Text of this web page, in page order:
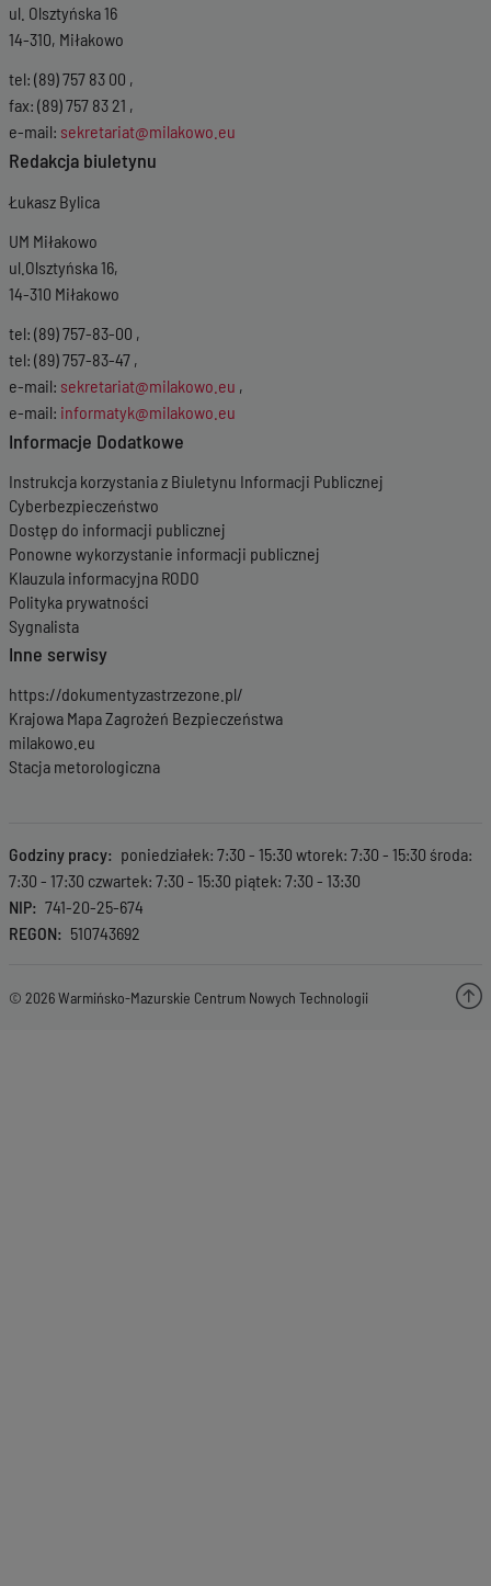
ul. Olsztyńska 16
14-310, Miłakowo
tel: (89) 757 83 00 ,
fax: (89) 757 83 21 ,
e-mail: sekretariat@milakowo.eu
Redakcja biuletynu
Łukasz Bylica
UM Miłakowo
ul.Olsztyńska 16,
14-310 Miłakowo
tel: (89) 757-83-00 ,
tel: (89) 757-83-47 ,
e-mail: sekretariat@milakowo.eu ,
e-mail: informatyk@milakowo.eu
Informacje Dodatkowe
Instrukcja korzystania z Biuletynu Informacji Publicznej
Cyberbezpieczeństwo
Dostęp do informacji publicznej
Ponowne wykorzystanie informacji publicznej
Klauzula informacyjna RODO
Polityka prywatności
Sygnalista
Inne serwisy
https://dokumentyzastrzezone.pl/
Krajowa Mapa Zagrożeń Bezpieczeństwa
milakowo.eu
Stacja metorologiczna
Godziny pracy
poniedziałek: 7:30 - 15:30 wtorek: 7:30 - 15:30 środa:
7:30 - 17:30 czwartek: 7:30 - 15:30 piątek: 7:30 - 13:30
NIP
741-20-25-674
REGON
510743692
© 2026 Warmińsko-Mazurskie Centrum Nowych Technologii